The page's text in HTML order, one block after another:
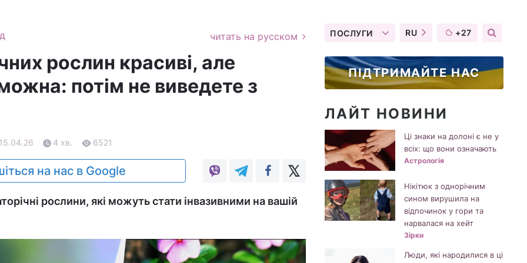
читать на русском
рослин красиві, але
потім не виведете з
4 хв. 6521
на нас в Google
рослини, які можуть стати інвазивними на вашій
ПОСЛУГИ RU +27
ПІДТРИМАЙТЕ НАС
ЛАЙТ НОВИНИ
Ці знаки на долоні є не у
всіх: що вони означають
Астрологія
Нікітюк з однорічним
сином вирушила на
відпочинок у гори та
нарвалася на хейт
Зірки
Люди, які народилися в ці